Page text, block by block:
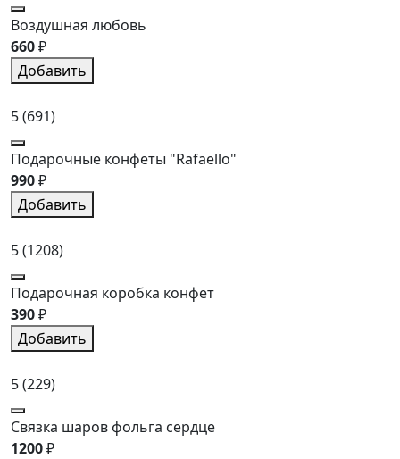
Воздушная любовь
660₽
Добавить
5(691)
Подарочные конфеты "Rafaello"
990₽
Добавить
5(1208)
Подарочная коробка конфет
390₽
Добавить
5(229)
Связка шаров фольга сердце
1200₽